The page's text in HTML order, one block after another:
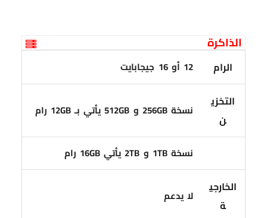
الذاكرة
الرام 12 أو 16 جيجابايت
التخزي
ن
نسخة 256GB و 512GB يأتي بـ 12GB رام
نسخة 1TB و 2TB يأتي 16GB رام
الخارجي
ة
لا يدعم